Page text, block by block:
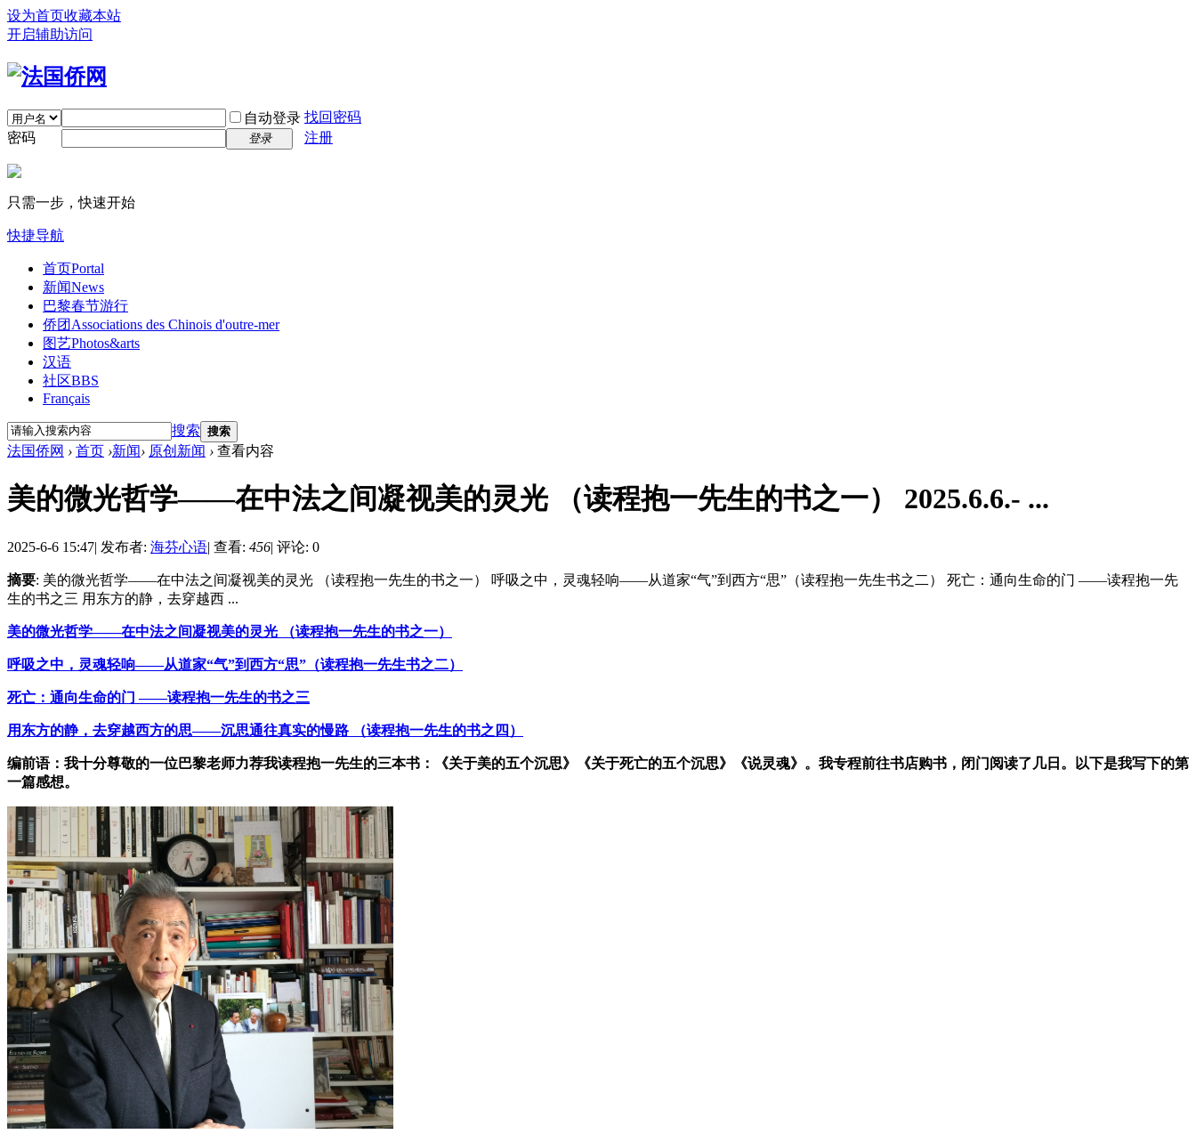
设为首页收藏本站
开启辅助访问
自动登录 找回密码
密码
登录 注册
只需一步，快速开始
快捷导航
首页Portal
新闻News
巴黎春节游行
侨团 Associations des Chinois d'outre-mer
图艺Photos&arts
汉语
社区BBS
Français
搜索 搜索
法国侨网 › 首页 ›新闻› 原创新闻 › 查看内容
美的微光哲学——在中法之间凝视美的灵光 （读程抱一先生的书之一） 2025.6.6.- ...
2025-6-6 15:47| 发布者: 海芬心语| 查看: 456| 评论: 0
摘要: 美的微光哲学——在中法之间凝视美的灵光 （读程抱一先生的书之一） 呼吸之中，灵魂轻响——从道家“气”到西方“思”（读程抱一先生书之二） 死亡：通向生命的门 ——读程抱一先
生的书之三 用东方的静，去穿越西 ...
美的微光哲学——在中法之间凝视美的灵光 （读程抱一先生的书之一）
呼吸之中，灵魂轻响——从道家“气”到西方“思”（读程抱一先生书之二）
死亡：通向生命的门 ——读程抱一先生的书之三
用东方的静，去穿越西方的思——沉思通往真实的慢路 （读程抱一先生的书之四）
编前语： 我十分尊敬的一位巴黎老师力荐我读程抱一先生的三本书：《关于美的五个沉思》《关于死亡的五个沉思》《说灵魂》。我专程前往书店购书，闭门阅读了几日。以下是我写下的第
一篇感想。